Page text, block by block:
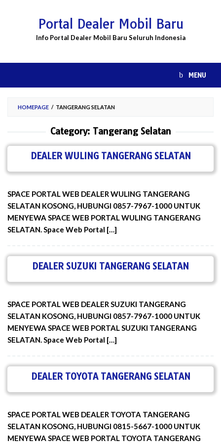
Portal Dealer Mobil Baru
Info Portal Dealer Mobil Baru Seluruh Indonesia
MENU
HOMEPAGE / TANGERANG SELATAN
Category: Tangerang Selatan
DEALER WULING TANGERANG SELATAN
SPACE PORTAL WEB DEALER WULING TANGERANG
SELATAN KOSONG, HUBUNGI 0857-7967-1000 UNTUK
MENYEWA SPACE WEB PORTAL WULING TANGERANG
SELATAN. Space Web Portal […]
DEALER SUZUKI TANGERANG SELATAN
SPACE PORTAL WEB DEALER SUZUKI TANGERANG
SELATAN KOSONG, HUBUNGI 0857-7967-1000 UNTUK
MENYEWA SPACE WEB PORTAL SUZUKI TANGERANG
SELATAN. Space Web Portal […]
DEALER TOYOTA TANGERANG SELATAN
SPACE PORTAL WEB DEALER TOYOTA TANGERANG
SELATAN KOSONG, HUBUNGI 0815-5667-1000 UNTUK
MENYEWA SPACE WEB PORTAL TOYOTA TANGERANG